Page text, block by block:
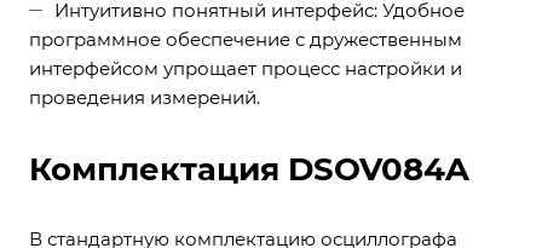
Интуитивно понятный интерфейс: Удобное
программное обеспечение с дружественным
интерфейсом упрощает процесс настройки и
проведения измерений.
Комплектация DSOV084A
В стандартную комплектацию осциллографа